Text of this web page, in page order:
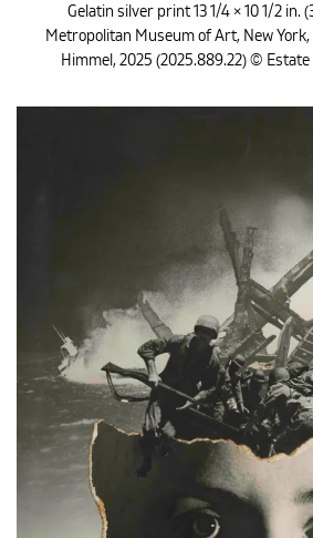
Gelatin silver print 13 1/4 × 10 1/2 in.
Metropolitan Museum of Art, New York,
Himmel, 2025 (2025.889.22) ©